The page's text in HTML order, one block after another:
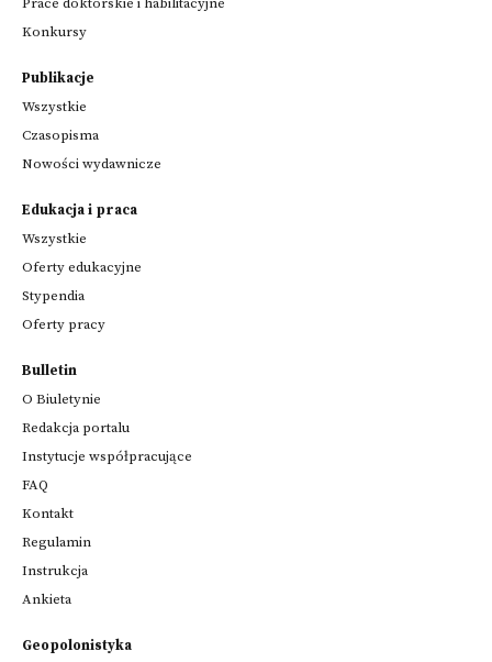
Konkursy
Publikacje
Wszystkie
Czasopisma
Nowości wydawnicze
Edukacja i praca
Wszystkie
Oferty edukacyjne
Stypendia
Oferty pracy
Bulletin
O Biuletynie
Redakcja portalu
Instytucje współpracujące
FAQ
Kontakt
Regulamin
Instrukcja
Ankieta
Geopolonistyka